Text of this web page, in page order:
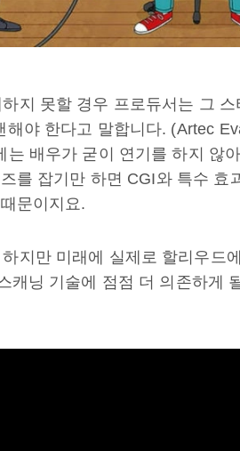
지 못할 경우 프로듀서는 그
야 한다고 말합니다. (Artec
는 배우가 굳이 연기를 하지 않
를 잡기만 하면 CGI와 특수 효
문이지요.
지만 미래에 실제로 할리우드
캐닝 기술에 점점 더 의존하게